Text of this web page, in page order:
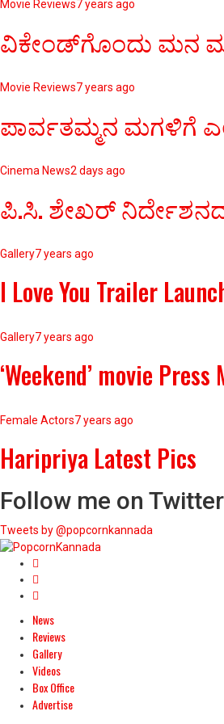
Movie Reviews7 years ago
ವಿಕೇಂಡ್‌ಗೊಂದು ಮನ
Movie Reviews7 years ago
ಪಾರ್ವತಮ್ಮನ ಮಗಳಿಗೆ
Cinema News2 days ago
ಪಿ.ಸಿ. ಶೇಖರ್
Gallery7 years ago
I Love You Trailer
Gallery7 years ago
‘Weekend’ movie
Female Actors7 years ago
Haripriya Latest Pics
Follow me on Twitter
Tweets by @popcornkannada
News
Reviews
Gallery
Videos
Box Office
Advertise